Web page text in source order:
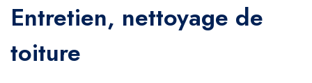
Entretien, nettoyage de
toiture